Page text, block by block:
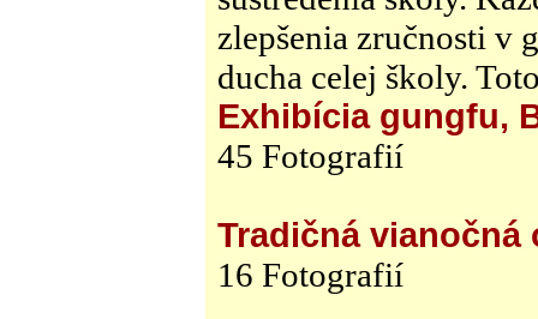
zlepšenia zručnosti v
ducha celej školy.
Exhibícia gungfu,
45 Fotografií
Tradičná vianočná
16 Fotografií